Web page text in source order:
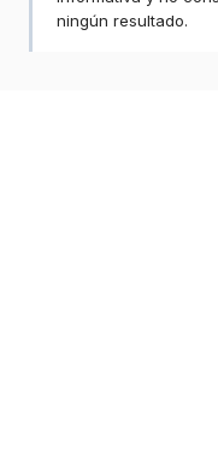
ningún resultado.